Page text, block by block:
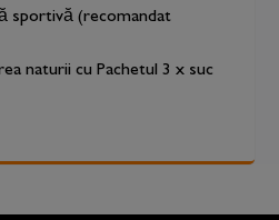
sportivă (recomandat
naturii cu Pachetul 3 x suc